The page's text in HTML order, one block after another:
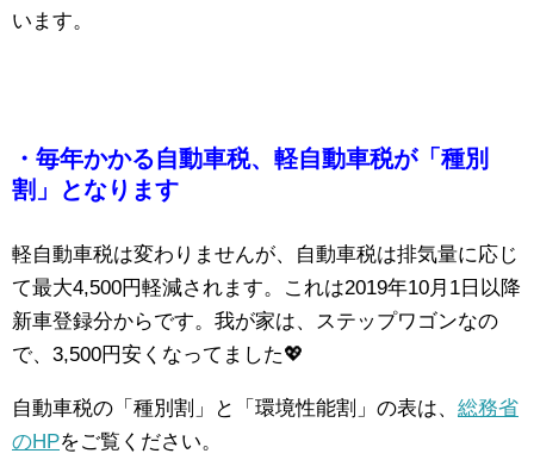
います。
・毎年かかる自動車税、軽自動車税が「種別
割」となります
軽自動車税は変わりませんが、自動車税は排気量に応じ
て最大4,500円軽減されます。これは2019年10月1日以降
新車登録分からです。我が家は、ステップワゴンなの
で、3,500円安くなってました💖
自動車税の「種別割」と「環境性能割」の表は、 総務省
のHPをご覧ください。